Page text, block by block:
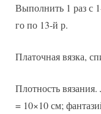
Выполнить 1 раз с
го по 13-й р.
Платочная вязка,
Плотность
= 10×10 см;